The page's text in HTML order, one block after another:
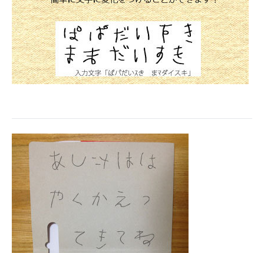
マーケ×ITの今がよく分かる
ITエンジニア向け専門サイト
企業向けIT製品の総合サイト
エレクトロニクス専門サイト
電子設計の基本と応用
エネルギーの専門メディア
建設×テクノロジーの最前線